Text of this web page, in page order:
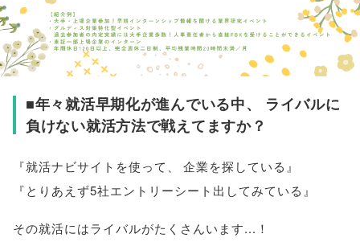
■年々就活早期化が進んでいる中、
ライバルに
負けない就活方法で戦えてますか？
『就活ナビサイトを使って
企業を探している』
『とりあえず5社エントリーシート出してみている』
その就活にはライバルがたくさんいます...！